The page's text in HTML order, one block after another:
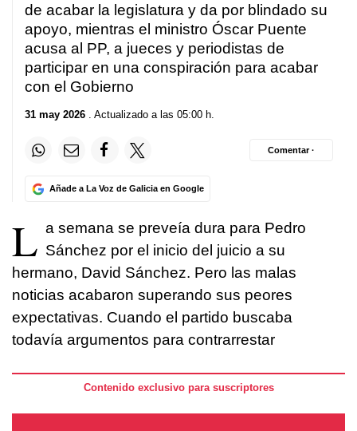
de acabar la legislatura y da por blindado su
apoyo, mientras el ministro Óscar Puente
acusa al PP, a jueces y periodistas de
participar en una conspiración para acabar
con el Gobierno
31 may 2026 . Actualizado a las 05:00 h.
Añade a La Voz de Galicia en Google
Comentar ·
L a semana se preveía dura para Pedro
Sánchez por el inicio del juicio a su
hermano, David Sánchez. Pero las malas
noticias acabaron superando sus peores
expectativas. Cuando el partido buscaba
todavía argumentos para contrarrestar
Contenido exclusivo para suscriptores